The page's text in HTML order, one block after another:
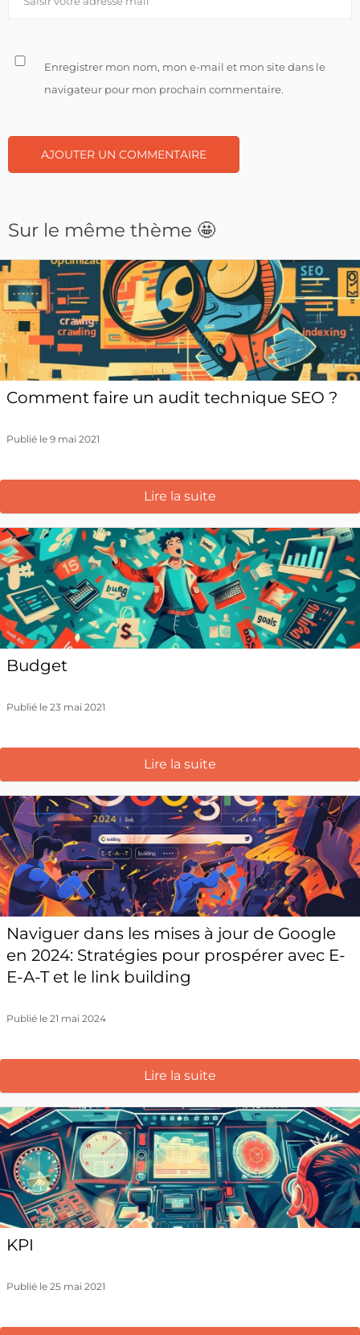
Enregistrer mon nom, mon e-mail et mon site dans le
navigateur pour mon prochain commentaire.
Sur le même thème 🤩
Comment faire un audit technique SEO ?
Publié le 9 mai 2021
Lire la suite
Budget
Publié le 23 mai 2021
Lire la suite
Naviguer dans les mises à jour de Google
en 2024: Stratégies pour prospérer avec E-
E-A-T et le link building
Publié le 21 mai 2024
Lire la suite
KPI
Publié le 25 mai 2021